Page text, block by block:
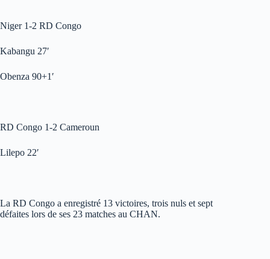
Niger 1-2 RD Congo
Kabangu 27′
Obenza 90+1′
RD Congo 1-2 Cameroun
Lilepo 22′
La RD Congo a enregistré 13 victoires, trois nuls et sept
défaites lors de ses 23 matches au CHAN.